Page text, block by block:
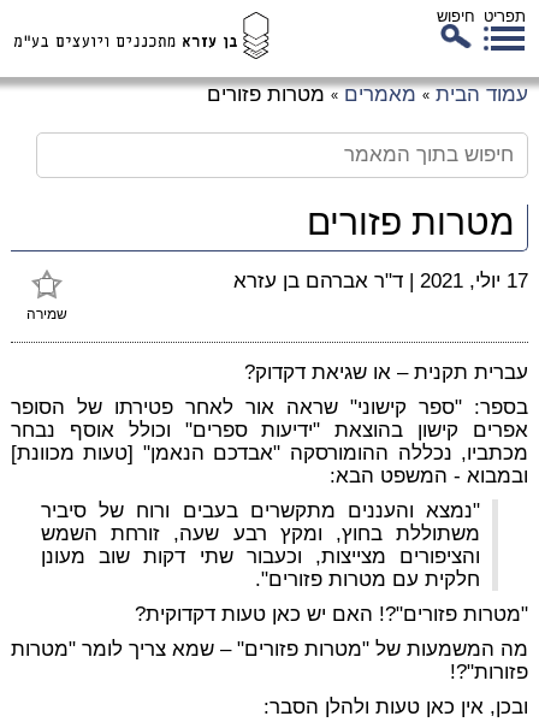
תפריט חיפוש
עמוד הבית » מאמרים » מטרות פזורים
מטרות פזורים
שמירה
17 יולי, 2021 | ד"ר אברהם בן עזרא
עברית תקנית – או שגיאת דקדוק?
בספר: "ספר קישוני" שראה אור לאחר פטירתו של הסופר
אפרים קישון בהוצאת "ידיעות ספרים" וכולל אוסף נבחר
מכתביו, נכללה ההומורסקה "אבדכם הנאמן" [טעות מכוונת]
ובמבוא - המשפט הבא:
"נמצא והעננים מתקשרים בעבים ורוח של סיביר
משתוללת בחוץ, ומקץ רבע שעה, זורחת השמש
והציפורים מצייצות, וכעבור שתי דקות שוב מעונן
חלקית עם מטרות פזורים".
"מטרות פזורים"?! האם יש כאן טעות דקדוקית?
מה המשמעות של "מטרות פזורים" – שמא צריך לומר "מטרות
פזורות"?!
ובכן, אין כאן טעות ולהלן הסבר: